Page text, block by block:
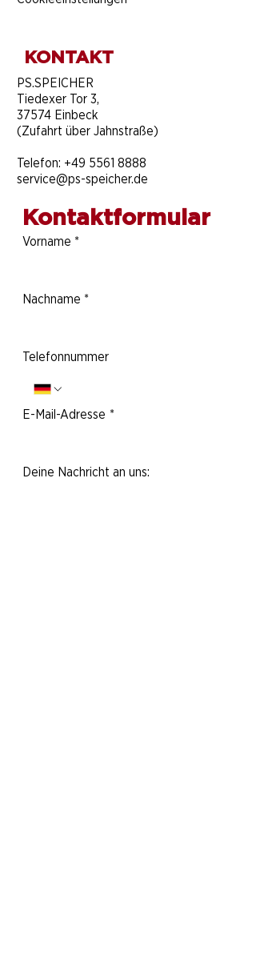
KONTAKT
​PS.SPEICHER
Tiedexer Tor 3,
37574 Einbeck
(Zufahrt über Jahnstraße)
Telefon: +49 5561 8888
service@ps-speicher.de
Kontaktformular
Vorname *
Nachname *
Telefonnummer
E-Mail-Adresse *
Deine Nachricht an uns: